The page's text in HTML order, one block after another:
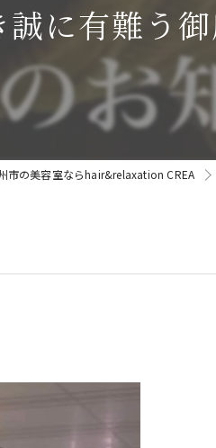
に有難う
市の美容室ならhair&relaxation CREA